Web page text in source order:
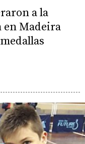
a la
en Madeira